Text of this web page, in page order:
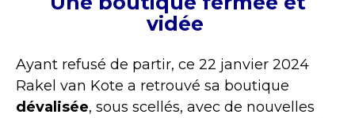
vidée
Ayant refusé de partir, ce 22 janvier 2024
Rakel van Kote a retrouvé sa boutique
dévalisée, sous scellés, avec de nouvelles